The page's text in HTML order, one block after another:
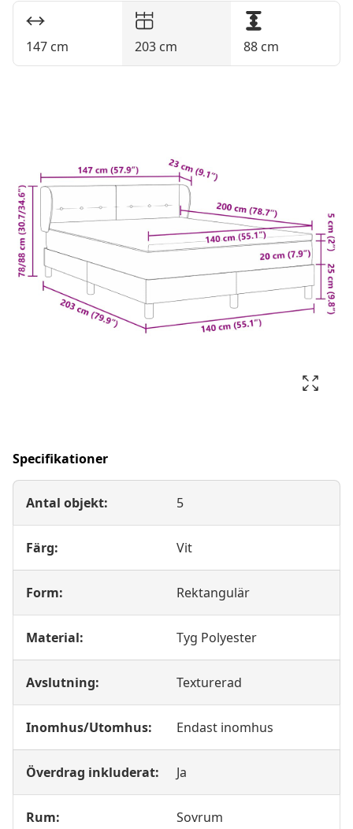
147 cm 203 cm 88 cm
Specifikationer
Antal objekt: 5
Färg: Vit
Form: Rektangulär
Material: Tyg Polyester
Avslutning: Texturerad
Inomhus/Utomhus: Endast inomhus
Överdrag inkluderat: Ja
Rum: Sovrum